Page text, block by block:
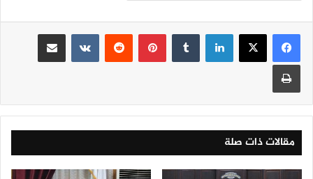
لينكدإن بينتيريست
مقالات ذات صلة